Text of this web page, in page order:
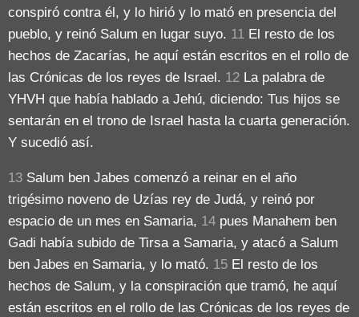
conspiró contra él, y lo hirió y lo mató en presencia del
pueblo, y reinó Salum en lugar suyo. 11 El resto de los
hechos de Zacarías, he aquí están escritos en el rollo de
las Crónicas de los reyes de Israel. 12 La palabra de
YHVH que había hablado a Jehú, diciendo: Tus hijos se
sentarán en el trono de Israel hasta la cuarta generación.
Y sucedió así.
13 Salum ben Jabes comenzó a reinar en el año
trigésimo noveno de Uzías rey de Judá, y reinó por
espacio de un mes en Samaria, 14 pues Manahem ben
Gadi había subido de Tirsa a Samaria, y atacó a Salum
ben Jabes en Samaria, y lo mató. 15 El resto de los
hechos de Salum, y la conspiración que tramó, he aquí
están escritos en el rollo de las Crónicas de los reyes de